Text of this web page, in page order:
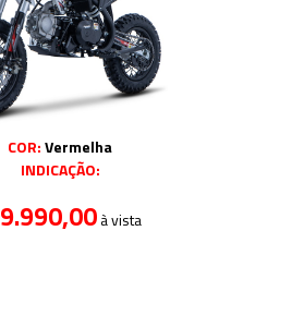
COR:Vermelha
INDICAÇÃO:
9.990,00à vista